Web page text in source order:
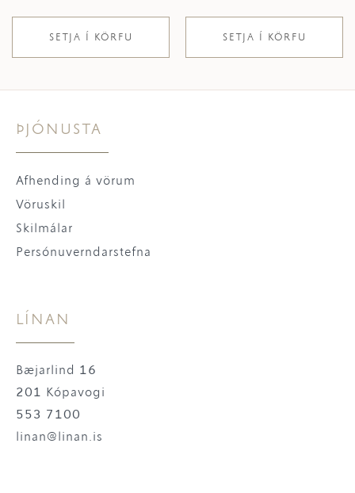
SETJA Í KÖRFU SETJA Í KÖRFU
ÞJÓNUSTA
Afhending á vörum
Vöruskil
Skilmálar
Persónuverndarstefna
LÍNAN
Bæjarlind 16
201 Kópavogi
553 7100
linan@linan.is